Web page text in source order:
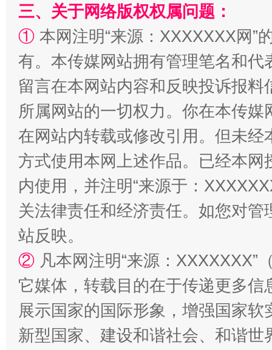
站台名比不上好声名
漫山遍野的桃花与雪山、麦地、白藏房 除
三、关于网络版权权属问题：
① 本网注明“来源：XXXXXXX网”
有。本传媒网站拥有管理笔名和
留言在本网站内容和反映投诉报
所属网站的一切权力。你在本传
在网站内转载或修改引用。但未
方式使用本网上述作品。已经本
内使用，并注明“来源于：
关法律责任和经济责任。如您对
站反映。
② 凡本网注明“来源：
它媒体，转载目的在于传递更多
展示国家的国际形象，增强国家
新型国家、建设和谐社会、和谐